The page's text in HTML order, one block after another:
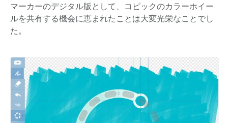
マーカーのデジタル版として、コピックのカラーホイー
ルを共有する機会に恵まれたことは大変光栄なことでし
た。